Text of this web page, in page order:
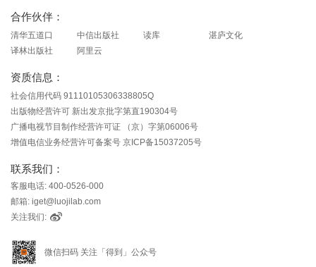
合作伙伴：
清华五道口 中信出版社 读库
湛庐文化
译林出版社
阿里云
资质信息：
社会信用代码 91110105306338805Q
出版物经营许可 新出发京批字第直190304号
广播电视节目制作经营许可证 （京）字第06006号
增值电信业务经营许可备案号 京ICP备15037205号
联系我们：
客服电话: 400-0526-000
邮箱: iget@luojilab.com
关注我们:
微信扫码 关注「得到」公众号